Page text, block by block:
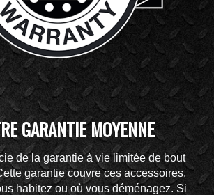
GARANTIE MOYENNE
de la garantie à vie limitée de bout
garantie couvre ces accessoires,
habitez ou où vous déménagez. Si